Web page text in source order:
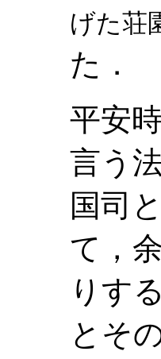
げた荘
た．
平安
言う
国司
て，
りす
とそ